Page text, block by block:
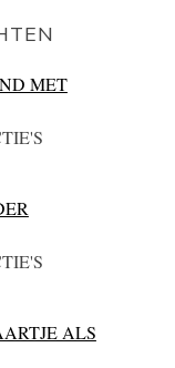
MET
ALS